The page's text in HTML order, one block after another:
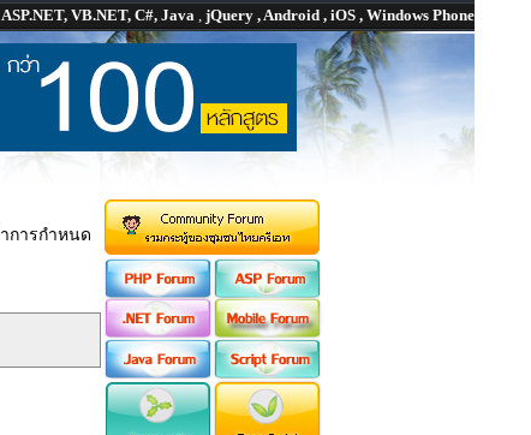
ASP.NET, VB.NET, C#, Java , jQuery , Android , iOS , Windows Phone
การกำหนด